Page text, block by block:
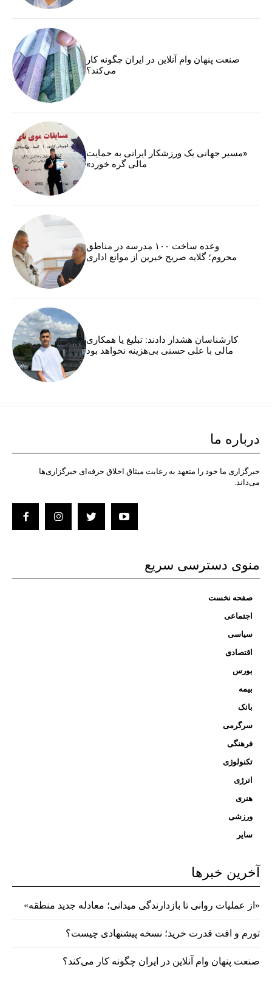
صنعت پنهان وام آنلاین در ایران چگونه کار
می‌کند؟
«مسیر جهانی یک ورزشکار ایرانی به حمایت
مالی گره خورد»
وعده ساخت ۱۰۰ مدرسه در مناطق
محروم؛ گلایه صریح خیرین از موانع اداری
کارشناسان هشدار دادند: تبلیغ یا همکاری
مالی با علی حسنی بی‌هزینه نخواهد بود
درباره ما
خبرگزاری ما خود را متعهد به رعایت میثاق اخلاق حرفه‌ای خبرگزاری‌ها
می‌داند.
منوی دسترسی سریع
صفحه نخست
اجتماعی
سیاسی
اقتصادی
بورس
بیمه
بانک
سرگرمی
فرهنگی
تکنولوژی
انرژی
هنری
ورزشی
سایر
آخرین خبرها
«از عملیات روانی تا بازدارندگی میدانی؛ معادله جدید منطقه»
تورم و افت قدرت خرید؛ نسخه پیشنهادی چیست؟
صنعت پنهان وام آنلاین در ایران چگونه کار می‌کند؟